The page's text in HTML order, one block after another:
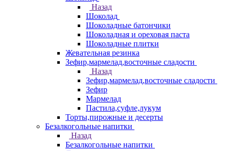
Назад
Шоколад
Шоколадные батончики
Шоколадная и ореховая паста
Шоколадные плитки
Жевательная резинка
Зефир,мармелад,восточные сладости
Назад
Зефир,мармелад,восточные сладости
Зефир
Мармелад
Пастила,суфле,лукум
Торты,пирожные и десерты
Безалкогольные напитки
Назад
Безалкогольные напитки